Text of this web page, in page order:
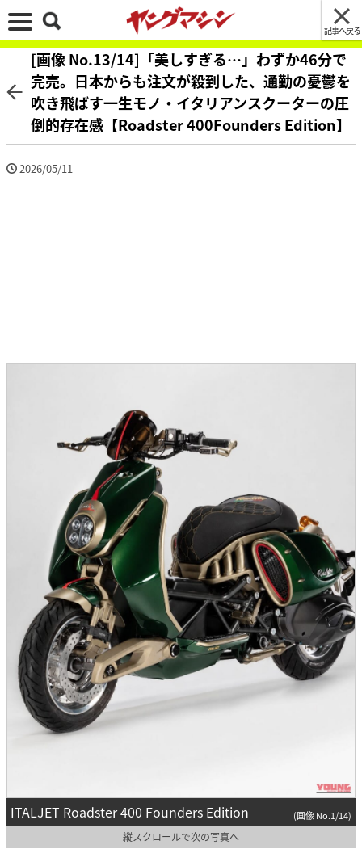
記事へ戻る
[画像 No.13/14]「美しすぎる…」わずか46分で
完売。日本からも注文が殺到した、通勤の憂鬱を
吹き飛ばす一生モノ・イタリアンスクーターの圧
倒的存在感【Roadster 400Founders Edition】
2026/05/11
ITALJET Roadster 400 Founders Edition (画像 No.1/14)
縦スクロールで次の写真へ